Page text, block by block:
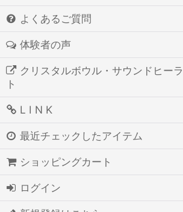
よくあるご質問
体験者の声
クリスタルボウル・サウンドヒー
ト
L I N K
最近チェックしたアイテム
ショッピングカート
ログイン